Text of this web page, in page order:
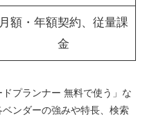
月額・年額契約、従量課
金
プランナー 無料で使う」な
ンダーの強みや特長、検索